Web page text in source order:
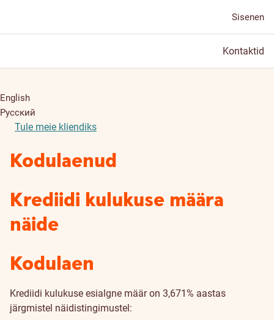
Sisenen
Kontaktid
English
Русский
Tule meie kliendiks
Kodulaenud
Krediidi kulukuse määra
näide
Kodulaen
Krediidi kulukuse esialgne määr on 3,671% aastas
järgmistel näidistingimustel: